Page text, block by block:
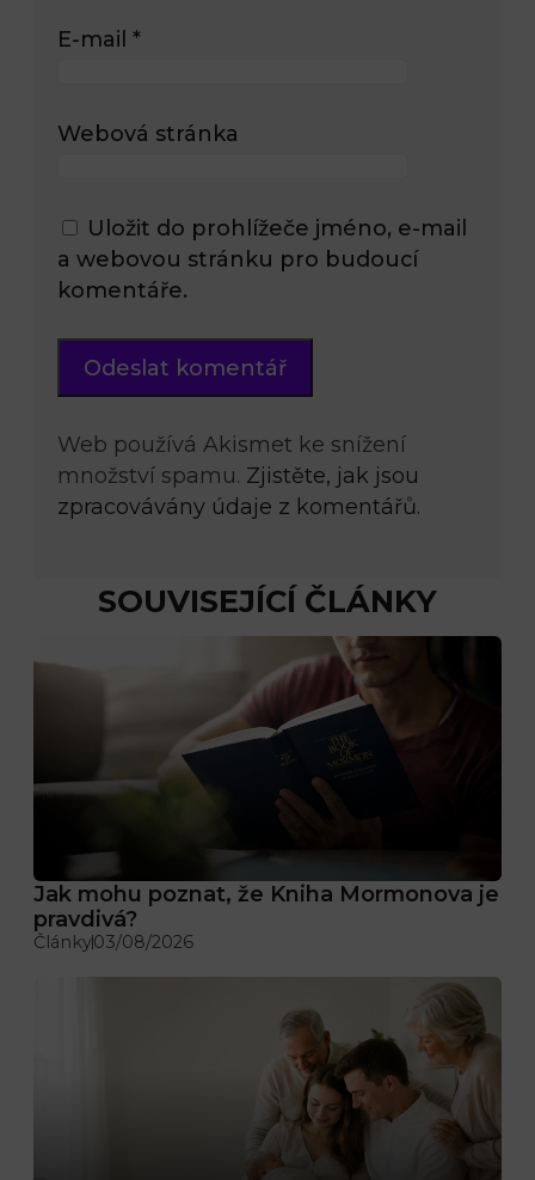
E-mail *
Webová stránka
Uložit do prohlížeče jméno, e-mail
a webovou stránku pro budoucí
komentáře.
Web používá Akismet ke snížení
množství spamu. Zjistěte, jak jsou
zpracovávány údaje z komentářů.
SOUVISEJÍCÍ ČLÁNKY
Jak mohu poznat, že Kniha Mormonova je
pravdivá?
Články03/08/2026